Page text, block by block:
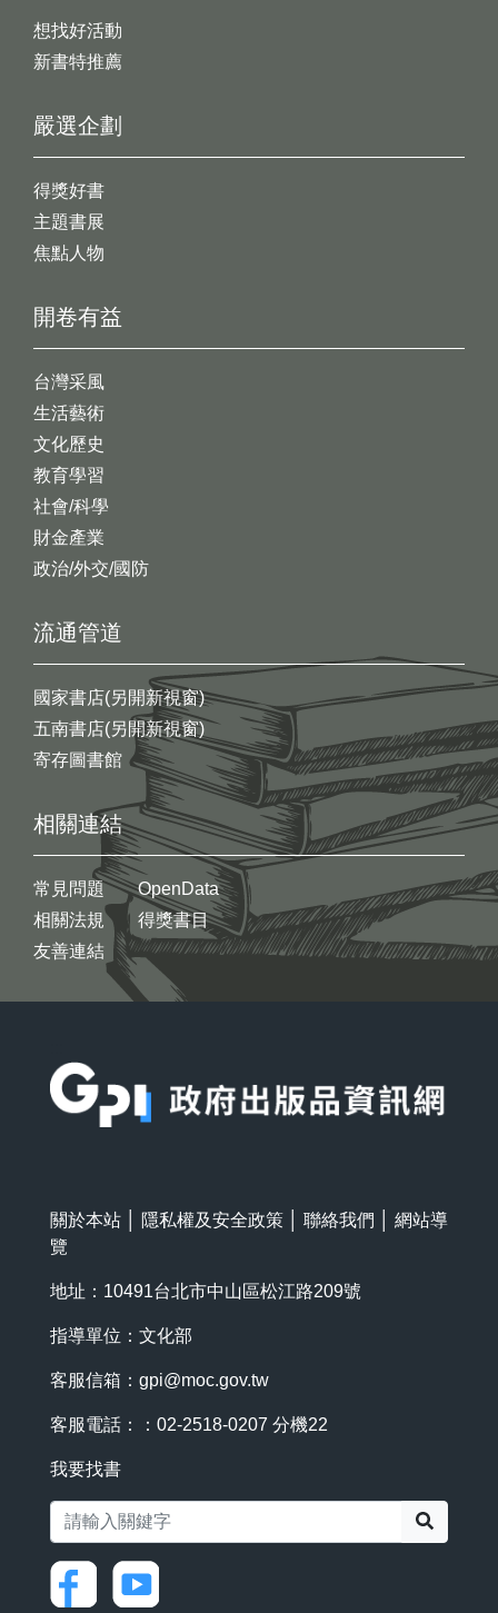
想找好活動
新書特推薦
開卷有益
台灣采風
生活藝術
文化歷史
教育學習
社會/科學
財金產業
政治/外交/國防
嚴選企劃
得獎好書
主題書展
焦點人物
流通管道
國家書店(另開新視窗)
五南書店(另開新視窗)
寄存圖書館
相關連結
常見問題
相關法規
友善連結
OpenData
得獎書目
關於本站 隱私權及安全政策 聯絡我們
網站導
覽
地址：10491台北市中山區松江路209號
指導單位：文化部
客服信箱： gpi@moc.gov.tw
客服電話：：02-2518-0207 分機22
我要找書